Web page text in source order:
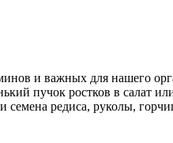
и важных для нашего
пучок ростков в салат
редиса, руколы,